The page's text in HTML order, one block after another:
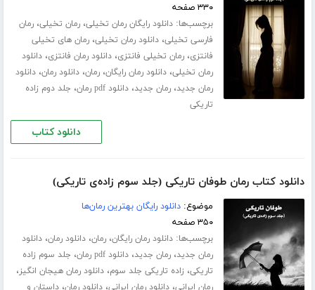
۳۳۰ صفحه
برچسب‌ها:دانلود رایگان رمان تخیلی،رمان تخیلی،رمان
فارسی تخیلی،دانلود رمان تخیلی،رمان های تخیلی
فانتزی،رمان تخیلی فانتزی،دانلود رمان فانتزی،دانلود
رمان تخیلی،دانلود رمان رایگان،رمان،دانلود رمان،دانلود
رمان جدید،رمان جدید،دانلود pdf رمان ، جلد دوم زاده
تاریکی
دانلود کتاب
دانلود کتاب رمان طوفان تاریکی (جلد سوم زاده‌ی تاریکی)
موضوع:دانلود رایگان بهترین رمان‌ها
۳۵۰ صفحه
برچسب‌ها:دانلود رمان رایگان،رمان،دانلود رمان،دانلود
رمان جدید،رمان جدید،دانلود pdf رمان ، جلد سوم زاده
تاریکی، زاده تاریکی جلد سوم،دانلود رمان هیجان انگیز،
رمان ایرانی،دانلود رمان ایرانی،دانلود رمان،داستان و